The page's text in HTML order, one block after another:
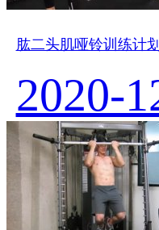
肱二头肌哑铃训练计
2020-